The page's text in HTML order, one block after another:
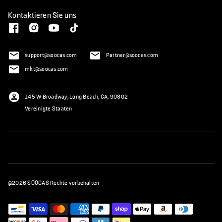
Kontaktieren Sie uns
support@soocas.com
Partner@soocas.com
mkt@soocas.com
145 W Broadway, Long Beach, CA, 90802
Vereinigte Staaten
@2026 SOOCAS Rechte vorbehalten